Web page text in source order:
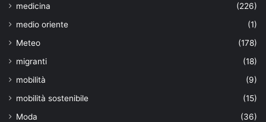
medicina
(226)
medio oriente
(1)
Meteo
(178)
migranti
(18)
mobilità
(9)
mobilità sostenibile
(15)
Moda
(36)